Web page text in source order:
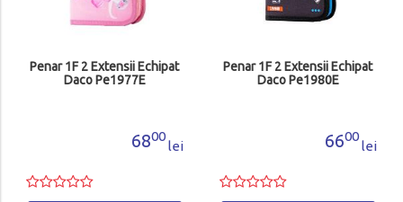
Penar 1F 2 Extensii Echipat
Daco Pe1977E
6800
lei
Penar 1F 2 Extensii Echipat
Daco Pe1980E
6600
lei